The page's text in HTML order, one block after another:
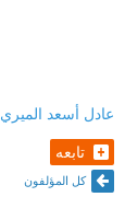
عادل أسعد الميري
تابعه
كل المؤلفون